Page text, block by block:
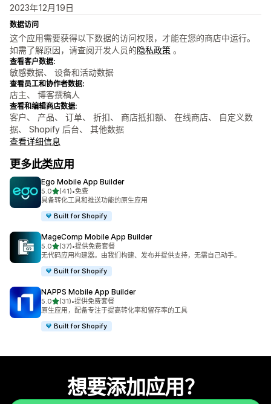
2023年12月19日
数据访问
这个应用需要获得以下数据的访问权限，才能在您的商店中运行。
如需了解原因，请查阅开发人员的隐私政策 。
查看客户数据:
敏感数据、 设备和活动数据
查看员工和协作者数据:
店主、 博客撰稿人
查看和编辑商店数据:
客户、 产品、 订单、 折扣、 商店抵扣额、 在线商店、 自定义数
据、 Shopify 后台、 其他数据
查看详细信息
更多此类应用
Ego Mobile App Builder
5.0星（满分 5 星）
(41)
总共 41 条评论
•免费
具备转化工具和推送功能的原生应用
Built for Shopify
MageComp Mobile App Builder
5.0星（满分 5 星）
(37)
总共 37 条评论
•提供免费套餐
无代码应用构建器。由我们构建、发布并提供支持，无需自己动手。
Built for Shopify
NAPPS Mobile App Builder
5.0星（满分 5 星）
(31)
总共 31 条评论
•提供免费套餐
原生应用，配备专注于提高转化率和留存率的工具
Built for Shopify
想要添加应用？